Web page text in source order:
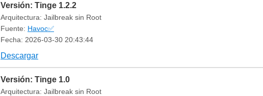
Versión: Tinge 1.2.2
Arquitectura: Jailbreak sin Root
Fuente: Havoc✅
Fecha: 2026-03-30 20:43:44
Descargar
Versión: Tinge 1.0
Arquitectura: Jailbreak sin Root